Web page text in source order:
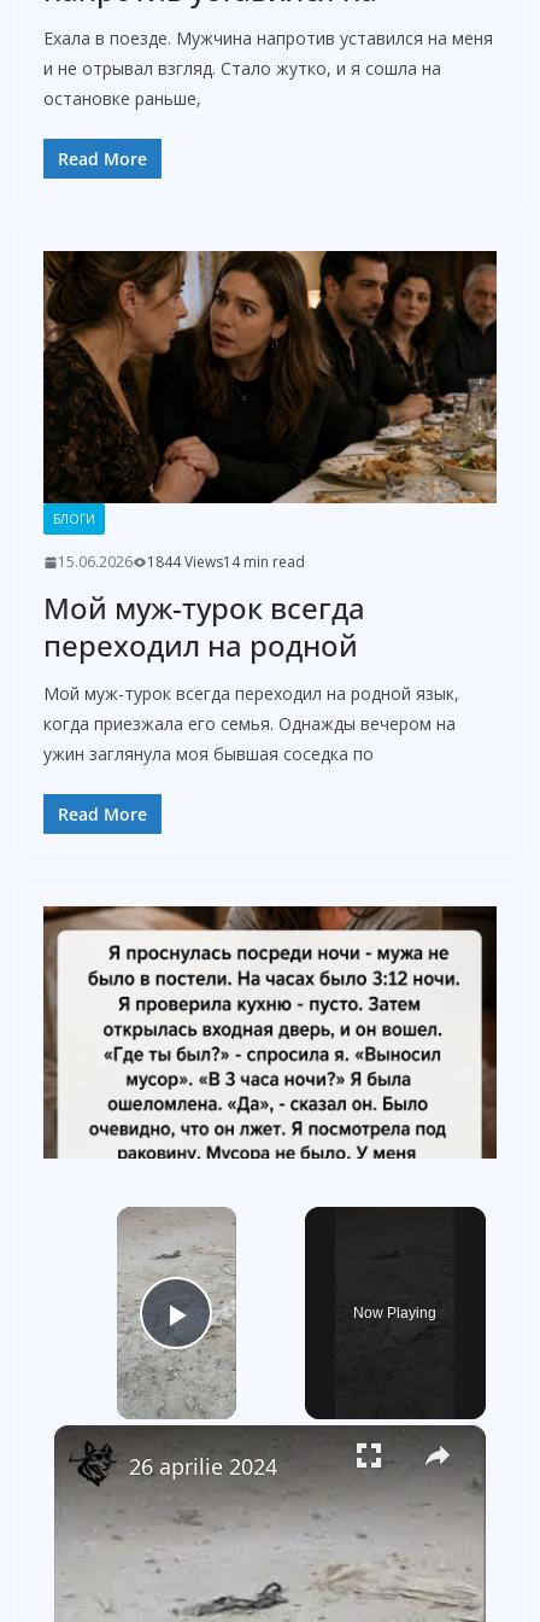
Ехала в поезде. Мужчина напротив уставился на меня
и не отрывал взгляд. Стало жутко, и я сошла на
остановке раньше,
Read More
БЛОГИ
15.06.2026 1844 Views14 min read
Мой муж-турок всегда
переходил на родной
Мой муж-турок всегда переходил на родной язык,
когда приезжала его семья. Однажды вечером на
ужин заглянула моя бывшая соседка по
Read More
×
Play Video
Now Playing
×
26 aprilie 2024